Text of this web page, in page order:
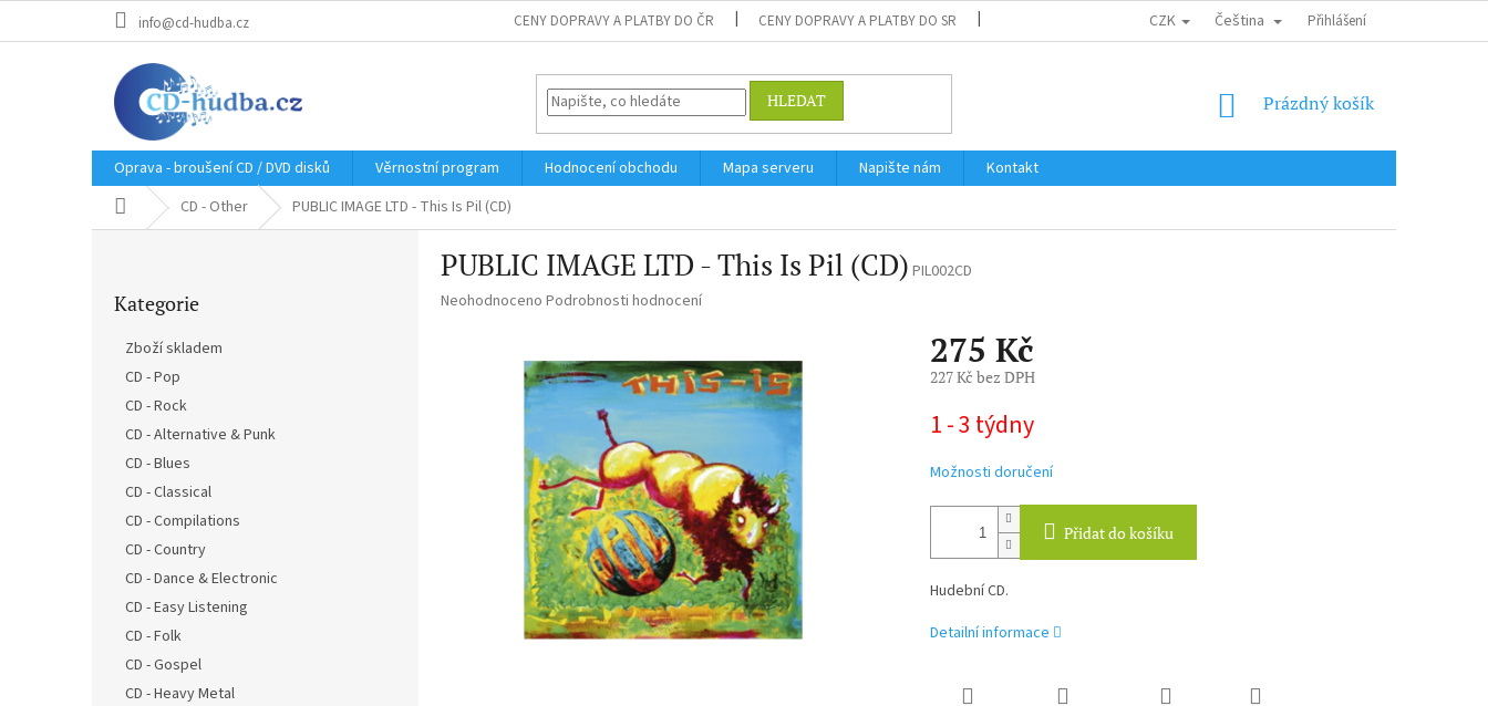
info@cd-hudba.cz CENY DOPRAVY A PLATBY DO ČR CENY DOPRAVY A PLATBY DO SR DOPRAVA DO EU / INTERNATIONAL SHIPPING OBCHODNÍ PODMÍNKY
CZK Čeština Přihlášení
HLEDAT
NÁKUPNÍ
Prázdný košík
Oprava - broušení CD / DVD disků Věrnostní program Hodnocení obchodu Mapa serveru Napište nám
Kontakt
Domů CD - Other PUBLIC IMAGE LTD - This Is Pil (CD)
kategorie
Kategorie
Zboží skladem
CD - Pop
CD - Rock
CD - Alternative & Punk
CD - Blues
CD - Classical
CD - Compilations
CD - Country
CD - Dance & Electronic
CD - Easy Listening
CD - Folk
CD - Gospel
CD - Heavy Metal
PUBLIC IMAGE LTD - This Is Pil (CD) PIL002CD
Průměrné
Neohodnoceno Podrobnosti hodnocení
275 Kč
227 Kč bez DPH
cena:
1 - 3 týdny
Možnosti doručení
Přidat do košíku
Hudební CD.
Detailní informace